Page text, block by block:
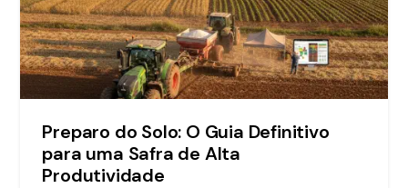
Preparo do Solo: O Guia Definitivo
para uma Safra de Alta
Produtividade